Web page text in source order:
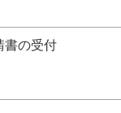
書の受付